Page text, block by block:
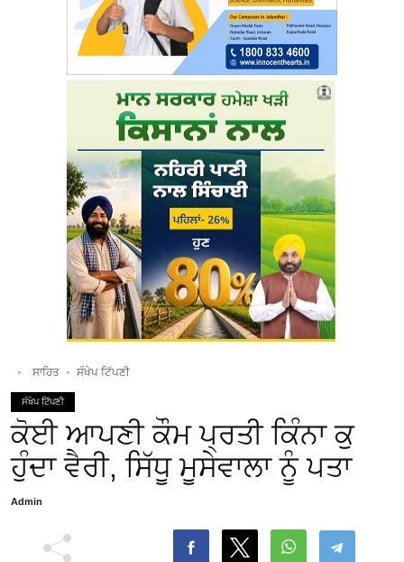
ਸਾਹਿਤ ਸੰਖੇਪ ਟਿੱਪਣੀ
ਸੰਖੇਪ ਟਿੱਪਣੀ
ਕੋਈ ਆਪਣੀ ਕੌਮ ਪ੍ਰਤੀ ਕਿੰਨਾ ਕੁ
ਹੁੰਦਾ ਵੈਰੀ, ਸਿੱਧੂ ਮੂਸੇਵਾਲਾ ਨੂੰ ਪਤਾ
Admin